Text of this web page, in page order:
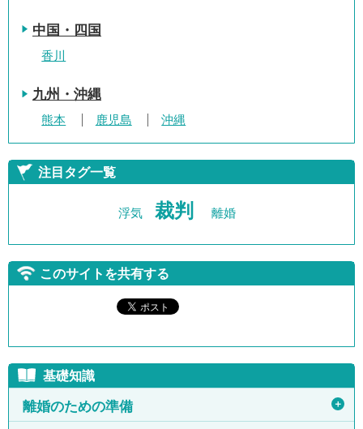
中国・四国
香川
九州・沖縄
熊本 鹿児島 沖縄
注目タグ一覧
浮気 裁判 離婚
このサイトを共有する
基礎知識
離婚のための準備 ＋